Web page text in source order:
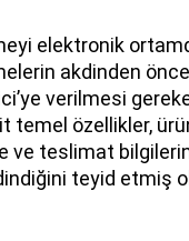
elektronik
akdinden önce,
verilmesi
temel özellikler,
ve teslimat
teyid etmiş